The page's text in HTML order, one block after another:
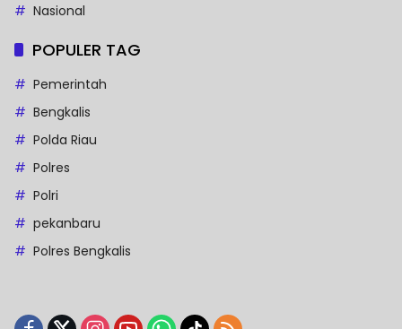
Nasional
POPULER TAG
Pemerintah
Bengkalis
Polda Riau
Polres
Polri
pekanbaru
Polres Bengkalis